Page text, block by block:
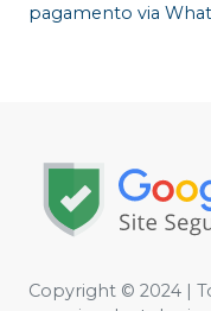
pagamento via
Copyright © 2024 |